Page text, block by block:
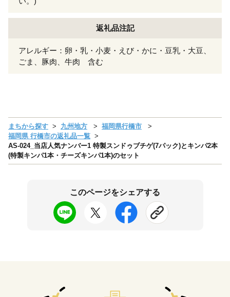
返礼品注記
アレルギー：卵・乳・小麦・えび・かに・豆乳・大豆、
ごま、豚肉、牛肉 含む
まちから探す 九州地方
福岡県行橋市
福岡県 行橋市の返礼品一覧
AS-024_当店人気ナンバー1 特製スンドゥブチゲ(7パック)とキンパ2本
(特製キンパ1本・チーズキンパ1本)のセット
このページをシェアする